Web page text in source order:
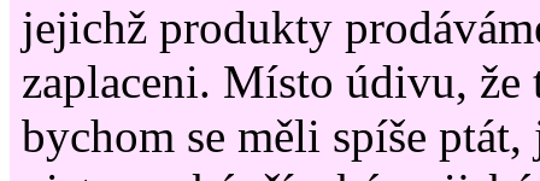
jejichž produkty
zaplaceni. Místo údivu, že
bychom se měli spíše